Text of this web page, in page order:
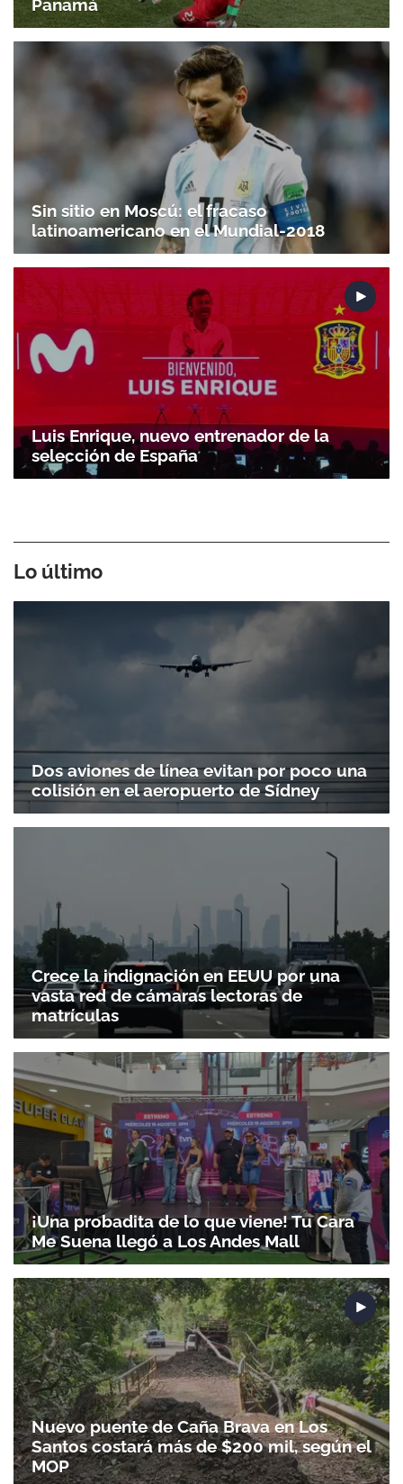
Panamá
Sin sitio en Moscú: el fracaso
latinoamericano en el Mundial-2018
Luis Enrique, nuevo entrenador de la
selección de España
Lo último
Dos aviones de línea evitan por poco una
colisión en el aeropuerto de Sídney
Crece la indignación en EEUU por una
vasta red de cámaras lectoras de
matrículas
¡Una probadita de lo que viene! Tu Cara
Me Suena llegó a Los Andes Mall
Nuevo puente de Caña Brava en Los
Santos costará más de $200 mil, según el
MOP